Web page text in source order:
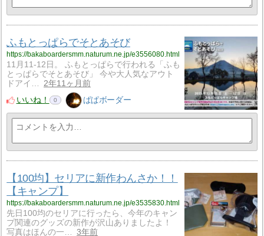
ふもとっぱらでそとあそび
https://bakaboardersmm.naturum.ne.jp/e3556080.html
11月11-12日。 ふもとっぱらで行われる「ふも
とっぱらでそとあそび」 今や大人気なアウト
ドアイ…
2年11ヶ月前
いいね！
0 ぱぱボーダー
【100均】セリアに新作わんさか！！
【キャンプ】
https://bakaboardersmm.naturum.ne.jp/e3535830.html
先日100均のセリアに行ったら、今年のキャン
プ関連のグッズの新作が沢山ありましたよ！
写真はほんの一…
3年前